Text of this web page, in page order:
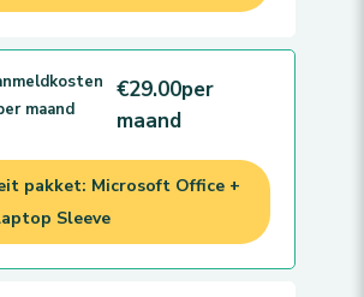
maand
€29.00per
maand
pakket: Microsoft Office +
Sleeve